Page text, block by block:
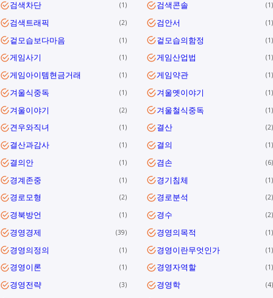
검색차단 1 검색콘솔 1
검색트래픽 2 검안서 1
겉모습보다마음 1 겉모습의함정 1
게임사기 1 게임산업법 1
게임아이템현금거래 1 게임약관 1
겨울식중독 1 겨울옛이야기 1
겨울이야기 2 겨울철식중독 1
견우와직녀 1 결산 2
결산과감사 1 결의 1
결의안 1 겸손 6
경계존중 1 경기침체 1
경로모형 2 경로분석 2
경북방언 1 경수 2
경영경제 39 경영의목적 1
경영의정의 1 경영이란무엇인가 1
경영이론 1 경영자역할 1
경영전략 3 경영학 4